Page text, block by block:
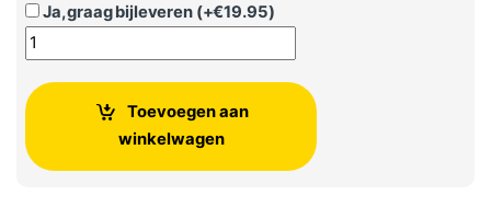
Ja, graag bijleveren (+€19.95)
Originele handleiding instructieboekje Volkswagen Golf 8
Toevoegen aan
winkelwagen